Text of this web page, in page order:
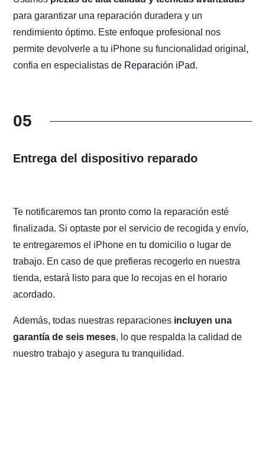
para garantizar una reparación duradera y un
rendimiento óptimo. Este enfoque profesional nos
permite devolverle a tu iPhone su funcionalidad original,
confia en especialistas de Reparación iPad.
05
Entrega del dispositivo reparado
Te notificaremos tan pronto como la reparación esté
finalizada. Si optaste por el servicio de recogida y envío,
te entregaremos el iPhone en tu domicilio o lugar de
trabajo. En caso de que prefieras recogerlo en nuestra
tienda, estará listo para que lo recojas en el horario
acordado.
Además, todas nuestras reparaciones incluyen una
garantía de seis meses, lo que respalda la calidad de
nuestro trabajo y asegura tu tranquilidad.